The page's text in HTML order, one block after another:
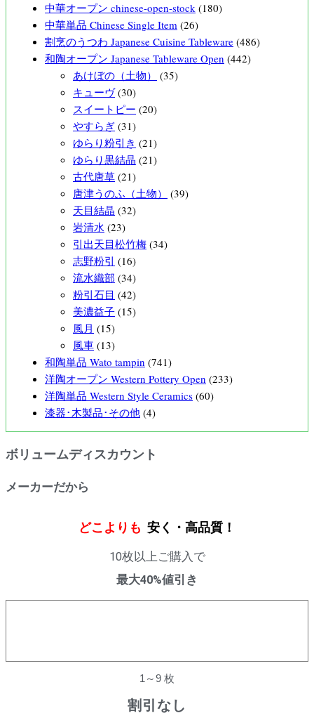
中華オープン chinese-open-stock (180)
中華単品 Chinese Single Item (26)
割烹のうつわ Japanese Cuisine Tableware (486)
和陶オープン Japanese Tableware Open (442)
あけぼの（土物）
(35)
キューヴ (30)
スイートピー (20)
やすらぎ (31)
ゆらり粉引き (21)
ゆらり黒結晶 (21)
古代唐草 (21)
唐津うのふ（土物）
(39)
天目結晶 (32)
岩清水 (23)
引出天目松竹梅 (34)
志野粉引 (16)
流水織部 (34)
粉引石目 (42)
美濃益子 (15)
風月 (15)
風車 (13)
和陶単品 Wato tampin (741)
洋陶オープン Western Pottery Open (233)
洋陶単品 Western Style Ceramics (60)
漆器･木製品･その他 (4)
ボリュームディスカウント
メーカーだから
どこよりも 安く・高品質！
10枚以上ご購入で
最大40%値引き
1～9 枚
割引なし